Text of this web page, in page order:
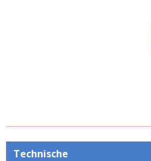
Technische